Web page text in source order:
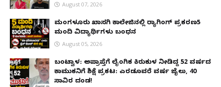
August 07, 2026
ಮಂಗಳೂರು ಖಾಸಗಿ ಕಾಲೇಜಿನಲ್ಲಿ ರ‌್ಯಾಗಿಂಗ್ ಪ್ರಕರಣ5
ಮಂದಿ ವಿದ್ಯಾರ್ಥಿಗಳು ಬಂಧನ
August 05, 2026
ಬಂಟ್ವಾಳ: ಅಪ್ರಾಪ್ತೆಗೆ ಲೈಂಗಿಕ ಕಿರುಕುಳ ನೀಡಿದ್ದ 52 ವರ್ಷದ
ಕಾಮುಕನಿಗೆ ಶಿಕ್ಷೆ ಪ್ರಕಟ: ಎರಡೂವರೆ ವರ್ಷ ಜೈಲು, ₹40
ಸಾವಿರ ದಂಡ!